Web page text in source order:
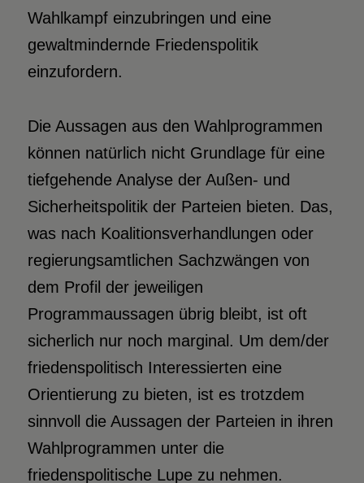
Wahlkampf einzubringen und eine
gewaltmindernde Friedenspolitik
einzufordern.
Die Aussagen aus den Wahlprogrammen
können natürlich nicht Grundlage für eine
tiefgehende Analyse der Außen- und
Sicherheitspolitik der Parteien bieten. Das,
was nach Koalitionsverhandlungen oder
regierungsamtlichen Sachzwängen von
dem Profil der jeweiligen
Programmaussagen übrig bleibt, ist oft
sicherlich nur noch marginal. Um dem/der
friedenspolitisch Interessierten eine
Orientierung zu bieten, ist es trotzdem
sinnvoll die Aussagen der Parteien in ihren
Wahlprogrammen unter die
friedenspolitische Lupe zu nehmen.